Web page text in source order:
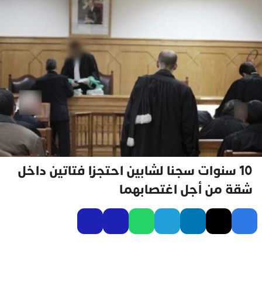
10 سنوات سجنا لشابين احتجزا فتاتين داخل
شقة من أجل اغتصابهما